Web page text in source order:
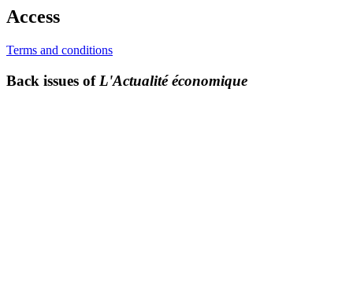
Access
Terms and conditions
Back issues of L'Actualité économique